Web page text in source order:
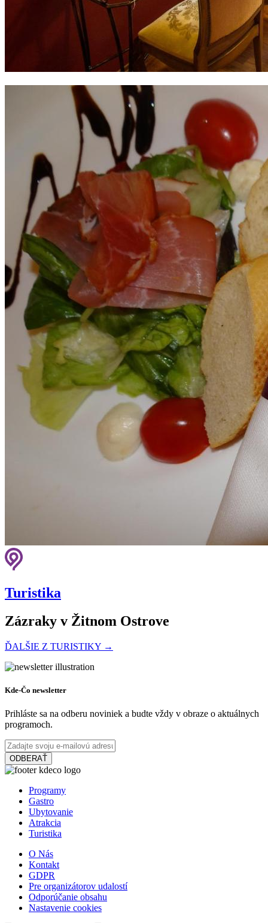
Turistika
Zázraky v Žitnom Ostrove
ĎALŠIE Z TURISTIKY →
Na bicykli pri Dunaji
Cyklotúra Szigetköz-Žitný ostrov
228 km,Cyklovýlet
Vodná túra na rieke Váh
23 km,Vodná túra
Kde-Čo newsletter
Prihláste sa na odberu noviniek a budte vždy v obraze o aktuálnych
programoch.
ODBERAŤ
Programy
Gastro
Ubytovanie
Atrakcia
Turistika
O Nás
Kontakt
GDPR
Pre organizátorov udalostí
Odporúčanie obsahu
Nastavenie cookies